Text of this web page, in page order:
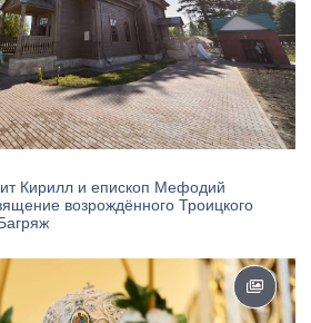
Кирилл и епископ Мефодий
возрождённого Троицкого